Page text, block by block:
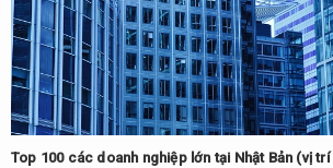
Top 100 các doanh nghiệp lớn tại Nhật Bản (vị trí